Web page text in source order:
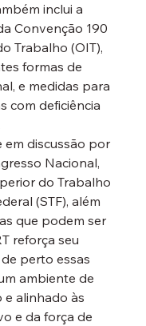
inclui a
Convenção 190
Trabalho (OIT),
formas de
e medidas para
com deficiência
em discussão por
Nacional,
do Trabalho
(STF), além
que podem ser
reforça seu
perto essas
ambiente de
alinhado às
e da força de